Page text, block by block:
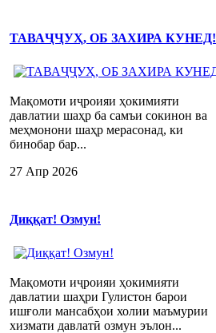
ТАВАҶҶУҲ, ОБ ЗАХИРА КУНЕД!
Мақомоти иҷроияи ҳокимияти
давлатии шаҳр ба самъи сокинон ва
меҳмонони шаҳр мерасонад, ки
бинобар бар...
27 Апр 2026
Диққат! Озмун!
Мақомоти иҷроияи ҳокимияти
давлатии шаҳри Гулистон барои
ишғоли мансабҳои холии маъмурии
хизмати давлатӣ озмун эълон...